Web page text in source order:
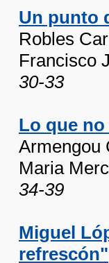
Un punto
Robles
Francisco
30-33
Lo que
Armengou
Maria
34-39
Miguel
refrescón"